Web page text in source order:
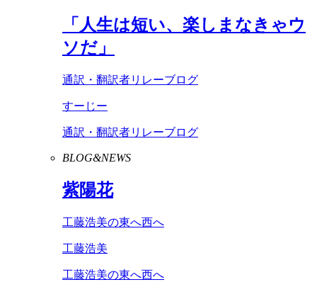
「人生は短い、楽しまなきゃウ
ソだ」
通訳・翻訳者リレーブログ
すーじー
通訳・翻訳者リレーブログ
BLOG&NEWS
紫陽花
工藤浩美の東へ西へ
工藤浩美
工藤浩美の東へ西へ